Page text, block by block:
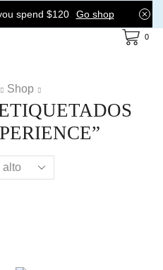
spend $120 Go shop
0
Shop